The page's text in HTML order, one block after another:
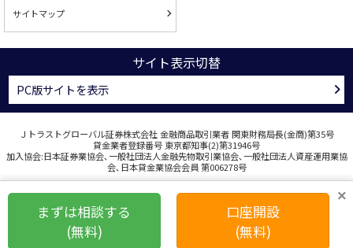
サイトマップ
サイト表示切替
PC版サイトを表示
Ｊトラストグローバル証券株式会社 金融商品取引業者 関東財務局長(金商)第35号
貸金業者登録番号 東京都知事(2)第31946号
加入協会:日本証券業協会､一般社団法人金融先物取引業協会､一般社団法人資産運用業協
会､日本貸金業協会会員 第006278号
×
まずは相談する
(無料)
口座開設
(無料)